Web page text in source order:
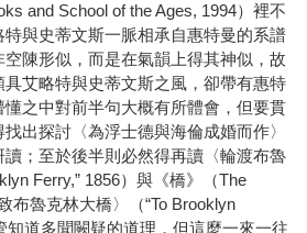
and School of the Ages, 1994）裡不
與史蒂文斯一脈相承自惠特曼的系譜
陳形似，而是在氣韻上得其神似，故
艾略特與史蒂文斯之風，卻帶有惠特
之中對前半句大概有所體會，但要貫
出探討〈為浮士德與海倫成婚而作〉
；至於後半則必然得再讀〈輪渡布魯
Ferry,” 1856）與《橋》（The
布魯克林大橋〉（“To Brooklyn
知道多聞闕疑的道理，但這麼一來一往